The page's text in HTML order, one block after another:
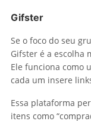
Gifster
Se o foco do seu
Gifster é a escolha
Ele funciona como
cada um insere
Essa plataforma
itens como